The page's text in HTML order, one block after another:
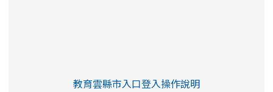
link to https://eliteracy.edu.tw/Shorts/
教育雲縣市入口登入操作說明